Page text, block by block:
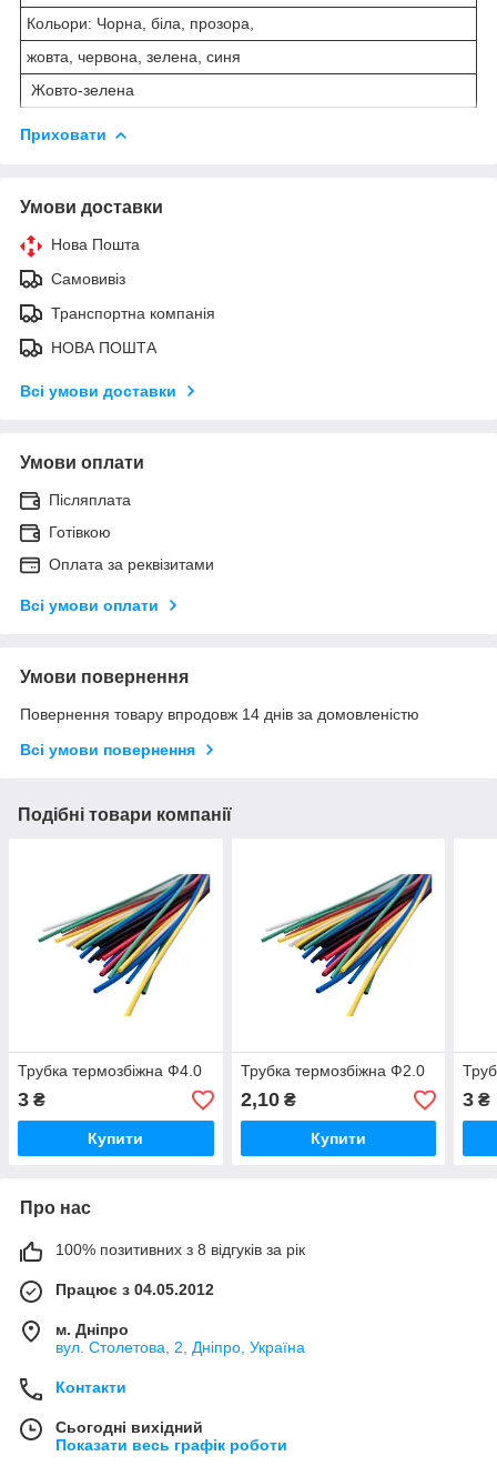
Кольори: Чорна, біла, прозора,
жовта, червона, зелена, синя
Жовто-зелена
Приховати
Умови доставки
Нова Пошта
Самовивіз
Транспортна компанія
НОВА ПОШТА
Всі умови доставки
Умови оплати
Післяплата
Готівкою
Оплата за реквізитами
Всі умови оплати
Умови повернення
Повернення товару впродовж 14 днів за домовленістю
Всі умови повернення
Подібні товари компанії
Трубка термозбіжна Ф4.0
3 ₴
Купити
Трубка термозбіжна Ф2.0
2,10₴
Купити
3 ₴
Про нас
100% позитивних з 8 відгуків за рік
Працює з 04.05.2012
м. Дніпро
вул. Столетова, 2, Дніпро, Україна
Контакти
Сьогодні вихідний
Показати весь графік роботи